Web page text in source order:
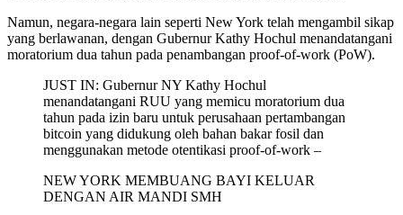
Namun, negara-negara lain seperti New York telah mengambil sikap
yang berlawanan, dengan Gubernur Kathy Hochul menandatangani
moratorium dua tahun pada penambangan proof-of-work (PoW).
JUST IN: Gubernur NY Kathy Hochul
menandatangani RUU yang memicu moratorium dua
tahun pada izin baru untuk perusahaan pertambangan
bitcoin yang didukung oleh bahan bakar fosil dan
menggunakan metode otentikasi proof-of-work –
NEW YORK MEMBUANG BAYI KELUAR
DENGAN AIR MANDI SMH